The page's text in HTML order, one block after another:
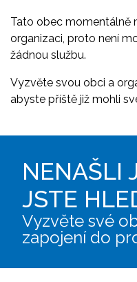
Tato obec momentálně
organizaci, proto není
žádnou službu.
Vyzvěte svou obci a
abyste příště již mohli
NENAŠLI
JSTE
Vyzvěte své
zapojení do